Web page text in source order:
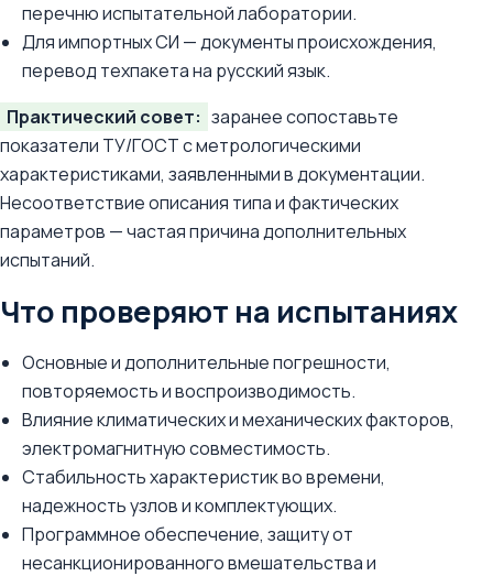
перечню испытательной лаборатории.
Для импортных СИ — документы происхождения,
перевод техпакета на русский язык.
Практический совет: заранее сопоставьте
показатели ТУ/ГОСТ с метрологическими
характеристиками, заявленными в документации.
Несоответствие описания типа и фактических
параметров — частая причина дополнительных
испытаний.
Что проверяют на испытаниях
Основные и дополнительные погрешности,
повторяемость и воспроизводимость.
Влияние климатических и механических факторов,
электромагнитную совместимость.
Стабильность характеристик во времени,
надежность узлов и комплектующих.
Программное обеспечение, защиту от
несанкционированного вмешательства и